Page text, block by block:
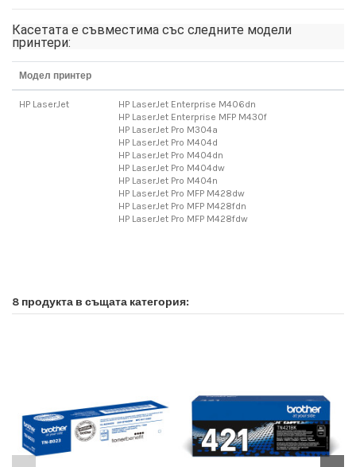
Касетата е съвместима със следните модели
принтери:
Модел принтер
HP LaserJet
HP LaserJet Enterprise M406dn
HP LaserJet Enterprise MFP M430f
HP LaserJet Pro M304a
HP LaserJet Pro M404d
HP LaserJet Pro M404dn
HP LaserJet Pro M404dw
HP LaserJet Pro M404n
HP LaserJet Pro MFP M428dw
HP LaserJet Pro MFP M428fdn
HP LaserJet Pro MFP M428fdw
8 продукта в същата категория: